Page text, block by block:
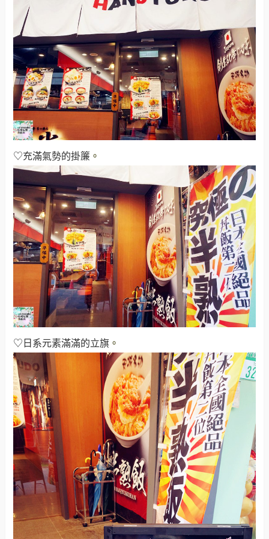
♡充滿氣勢的掛簾 。
♡日系元素滿滿的立旗 。